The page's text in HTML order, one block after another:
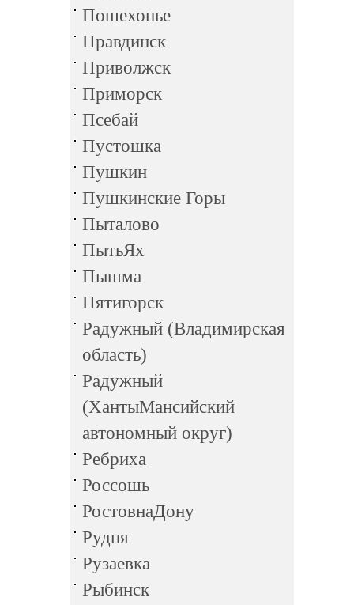
Пошехонье
Правдинск
Приволжск
Приморск
Псебай
Пустошка
Пушкин
Пушкинские Горы
Пыталово
ПытьЯх
Пышма
Пятигорск
Радужный (Владимирская
область)
Радужный
(ХантыМансийский
автономный округ)
Ребриха
Россошь
РостовнаДону
Рудня
Рузаевка
Рыбинск